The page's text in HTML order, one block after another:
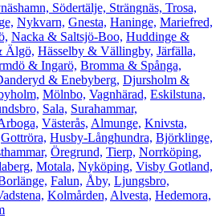
Södertälje, Strängnäs, Trosa,
Nykvarn, Gnesta, Haninge, Mariefred,
Nacka & Saltsjö-Boo, Huddinge &
Älgö, Hässelby & Vällingby, Järfälla,
& Ingarö, Bromma & Spånga,
& Enebyberg, Djursholm &
Mölnbo, Vagnhärad, Eskilstuna,
Sala, Surahammar,
Västerås, Almunge, Knivsta,
Gottröra, Husby-Långhundra, Björklinge,
Öregrund, Tierp, Norrköping,
Motala, Nyköping, Visby Gotland,
Falun, Åby, Ljungsbro,
Kolmården, Alvesta, Hedemora,